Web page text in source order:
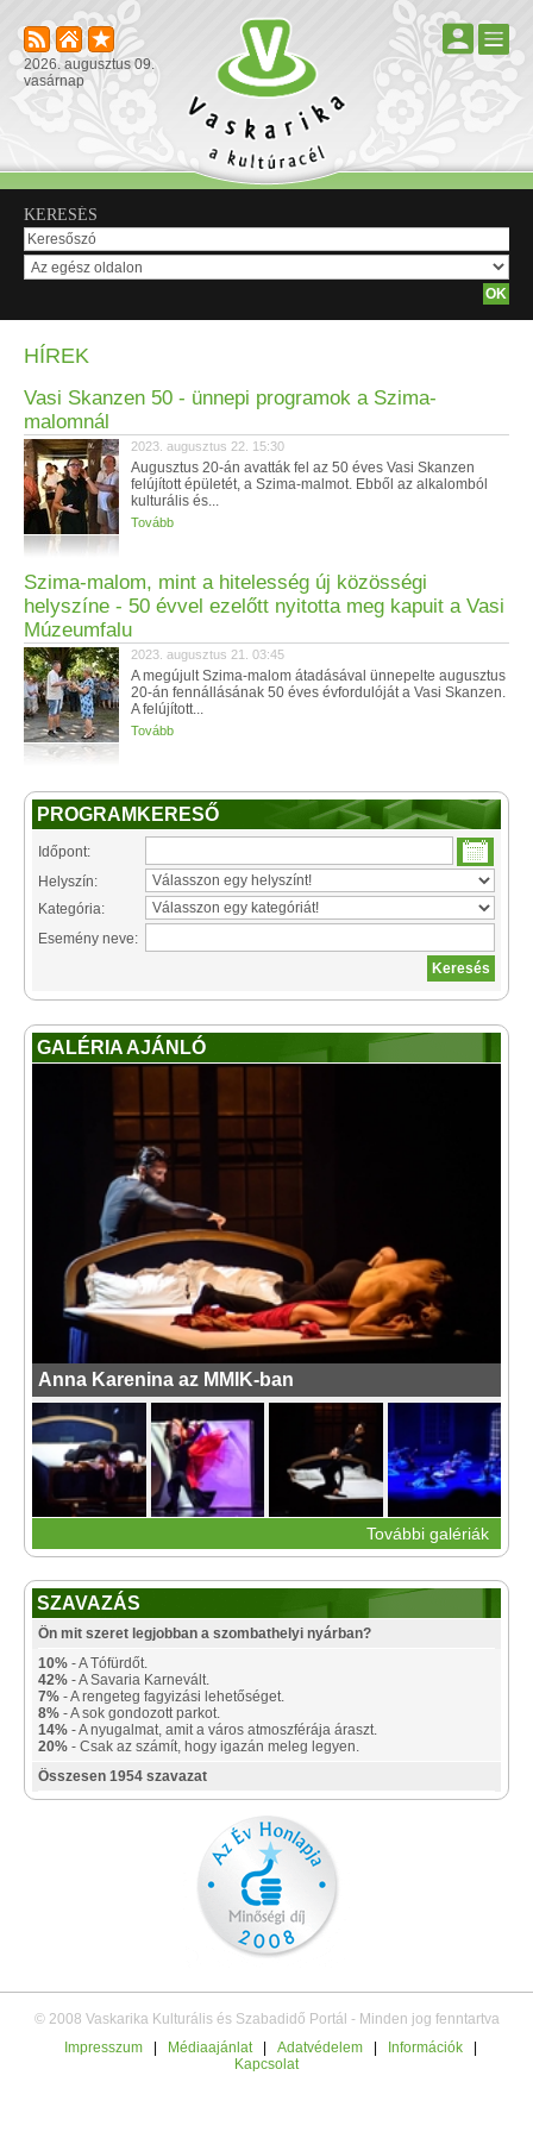
2026. augusztus 09.
vasárnap
KERESÉS
HÍREK
Vasi Skanzen 50 - ünnepi programok a Szima-
malomnál
2023. augusztus 22. 15:30
Augusztus 20-án avatták fel az 50 éves Vasi Skanzen
felújított épületét, a Szima-malmot. Ebből az alkalomból
kulturális és...
Tovább
Szima-malom, mint a hitelesség új közösségi
helyszíne - 50 évvel ezelőtt nyitotta meg kapuit a Vasi
Múzeumfalu
2023. augusztus 21. 03:45
A megújult Szima-malom átadásával ünnepelte augusztus
20-án fennállásának 50 éves évfordulóját a Vasi Skanzen.
A felújított...
Tovább
PROGRAMKERESŐ
Időpont:
Helyszín:
Kategória:
Esemény neve:
GALÉRIA AJÁNLÓ
Anna Karenina az MMIK-ban
További galériák
SZAVAZÁS
Ön mit szeret legjobban a szombathelyi nyárban?
10% - A Tófürdőt.
42% - A Savaria Karnevált.
7% - A rengeteg fagyizási lehetőséget.
8% - A sok gondozott parkot.
14% - A nyugalmat, amit a város atmoszférája áraszt.
20% - Csak az számít, hogy igazán meleg legyen.
Összesen 1954 szavazat
© 2008 Vaskarika Kulturális és Szabadidő Portál - Minden jog fenntartva
Impresszum
Médiaajánlat Adatvédelem Információk
Kapcsolat